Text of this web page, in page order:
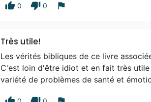
thumb_up 0 thumb_down 0 flag
Très utile!
Les vérités bibliques de ce livre
C'est loin d'être idiot et en fait très
variété de problèmes de santé et